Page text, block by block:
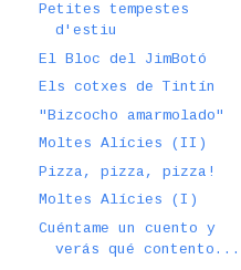
Petites tempestes
d'estiu
El Bloc del JimBotó
Els cotxes de Tintín
"Bizcocho amarmolado"
Moltes Alícies (II)
Pizza, pizza, pizza!
Moltes Alícies (I)
Cuéntame un cuento y
verás qué contento...